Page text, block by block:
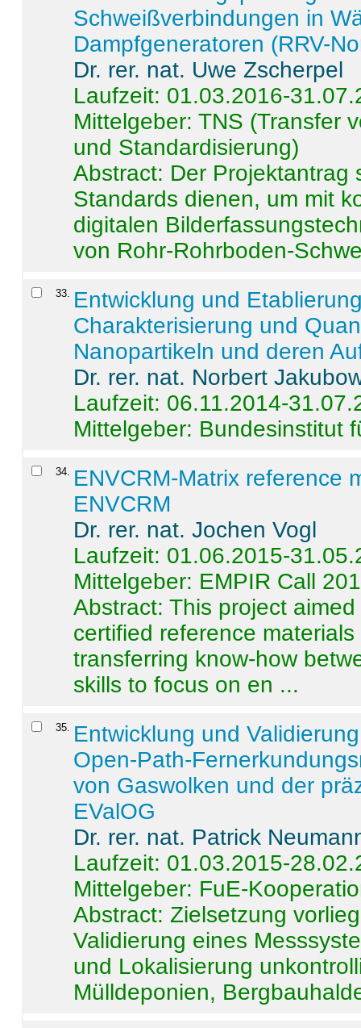
Schweißverbindungen in
Dampfgeneratoren (RRV-
Dr. rer. nat. Uwe Zscherpel
Laufzeit: 01.03.2016-
Mittelgeber: TNS (Transfer
und Standardisierung)
Abstract: Der Projektantrag
Standards dienen, um mit
digitalen
von Rohr-Rohrboden-
33. Entwicklung und
Charakterisierung und
Nanopartikeln und deren
Dr. rer. nat. Norbert
Laufzeit: 06.11.2014-
Mittelgeber: Bundesinstitut
34. ENVCRM-Matrix reference
ENVCRM
Dr. rer. nat. Jochen Vogl
Laufzeit: 01.06.2015-
Mittelgeber: EMPIR Call
Abstract:This project
certified reference
transferring know-how
skills to focus on en ...
35. Entwicklung und
Open-Path-
von Gaswolken und der
EValOG
Dr. rer. nat. Patrick
Laufzeit: 01.03.2015-
Mittelgeber: FuE-
Abstract:Zielsetzung
Validierung eines
und Lokalisierung
Mülldeponien,